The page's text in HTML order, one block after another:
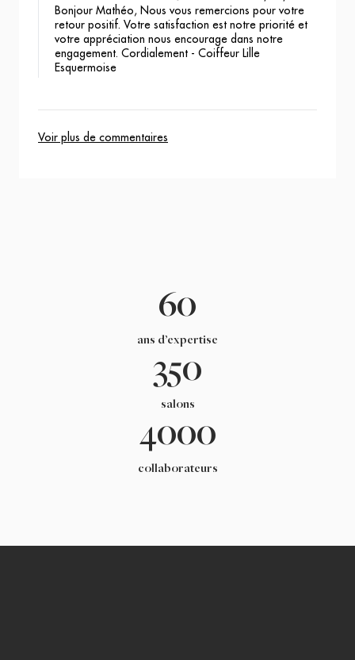
Bonjour Mathéo, Nous vous remercions pour votre
retour positif. Votre satisfaction est notre priorité et
votre appréciation nous encourage dans notre
engagement. Cordialement - Coiffeur Lille
Esquermoise
Voir plus de commentaires
60
ans d’expertise
350
salons
4000
collaborateurs